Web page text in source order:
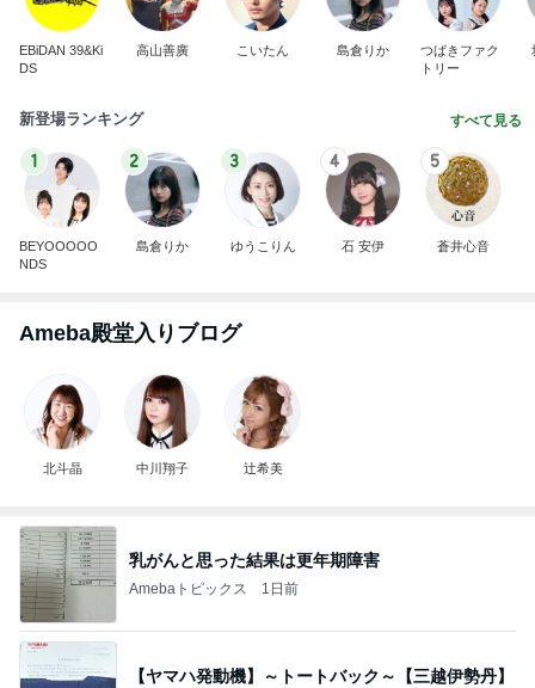
EBiDAN 39&Ki
DS
高山善廣 こいたん 島倉りか
つばきファク
トリー
新登場ランキング すべて見る
1
BEYOOOOO
NDS
2
島倉りか
3
ゆうこりん
4
石 安伊
5
蒼井心音
Ameba殿堂入りブログ
北斗晶 中川翔子 辻希美
乳がんと思った結果は更年期障害
Amebaトピックス 1日前
【ヤマハ発動機】～トートバック～【三越伊勢丹】